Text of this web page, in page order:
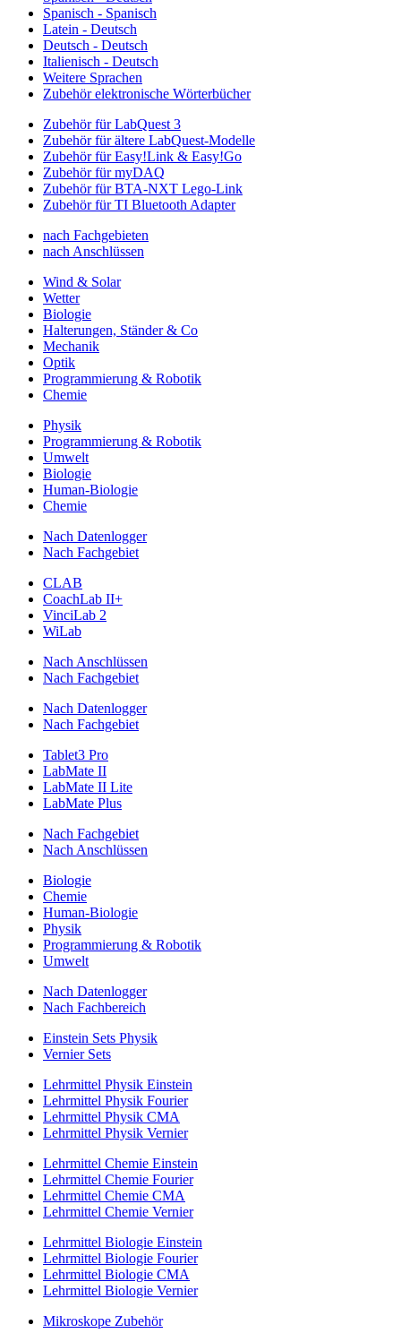
Spanisch - Spanisch
Latein - Deutsch
Deutsch - Deutsch
Italienisch - Deutsch
Weitere Sprachen
Zubehör elektronische Wörterbücher
Zubehör für LabQuest 3
Zubehör für ältere LabQuest-Modelle
Zubehör für Easy!Link & Easy!Go
Zubehör für myDAQ
Zubehör für BTA-NXT Lego-Link
Zubehör für TI Bluetooth Adapter
nach Fachgebieten
nach Anschlüssen
Wind & Solar
Wetter
Biologie
Halterungen, Ständer & Co
Mechanik
Optik
Programmierung & Robotik
Chemie
Physik
Programmierung & Robotik
Umwelt
Biologie
Human-Biologie
Chemie
Nach Datenlogger
Nach Fachgebiet
CLAB
CoachLab II+
VinciLab 2
WiLab
Nach Anschlüssen
Nach Fachgebiet
Nach Datenlogger
Nach Fachgebiet
Tablet3 Pro
LabMate II
LabMate II Lite
LabMate Plus
Nach Fachgebiet
Nach Anschlüssen
Biologie
Chemie
Human-Biologie
Physik
Programmierung & Robotik
Umwelt
Nach Datenlogger
Nach Fachbereich
Einstein Sets Physik
Vernier Sets
Lehrmittel Physik Einstein
Lehrmittel Physik Fourier
Lehrmittel Physik CMA
Lehrmittel Physik Vernier
Lehrmittel Chemie Einstein
Lehrmittel Chemie Fourier
Lehrmittel Chemie CMA
Lehrmittel Chemie Vernier
Lehrmittel Biologie Einstein
Lehrmittel Biologie Fourier
Lehrmittel Biologie CMA
Lehrmittel Biologie Vernier
Mikroskope Zubehör